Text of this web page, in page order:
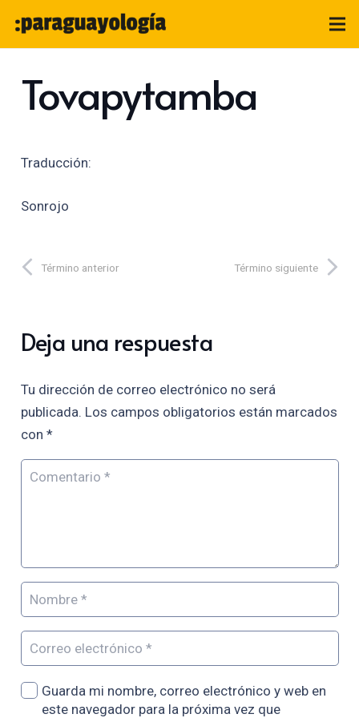
Tovapytamba
Traducción:
Sonrojo
Término anterior Término siguiente
Deja una respuesta
Tu dirección de correo electrónico no será
publicada. Los campos obligatorios están marcados
con *
Guarda mi nombre, correo electrónico y web en
este navegador para la próxima vez que